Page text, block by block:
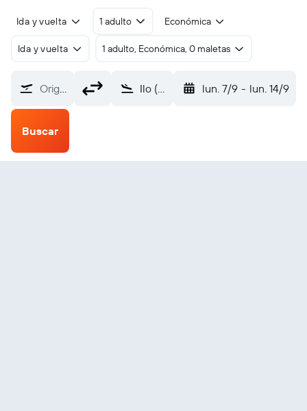
Ida y vuelta 1 adulto Económica
Ida y vuelta 1 adulto, Económica, 0 maletas
Origen Ilo (ILQ) lun. 7/9 - lun. 14/9
Buscar